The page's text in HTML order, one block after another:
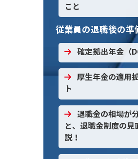
こと
従業員の退職後の準
確定拠出年金（
厚生年金の適用
ト
退職金の相場が
と、退職金制度の見
説！